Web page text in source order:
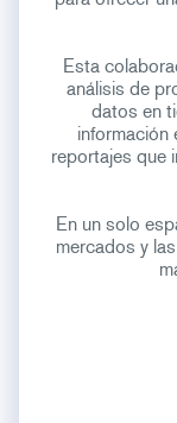
Esta
análisis de
datos en
información
reportajes que
En un solo
mercados y